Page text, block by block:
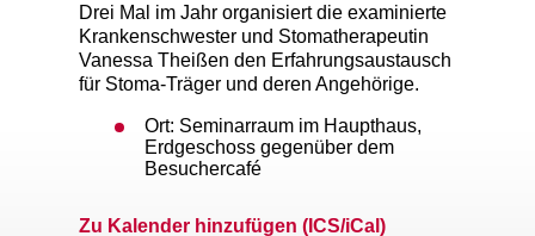
Drei Mal im Jahr organisiert die examinierte
Krankenschwester und Stomatherapeutin
Vanessa Theißen den Erfahrungsaustausch
für Stoma-Träger und deren Angehörige.
Ort: Seminarraum im Haupthaus,
Erdgeschoss gegenüber dem
Besuchercafé
Zu Kalender hinzufügen (ICS/iCal)